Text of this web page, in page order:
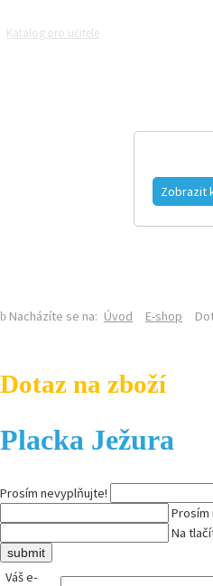
Katalog pro učitele
Zobrazit
Nacházíte se na: Úvod E-shop
Dotaz na zboží
Placka Ježura
Prosím nevyplňujte!
Prosím
Na
Váš e-